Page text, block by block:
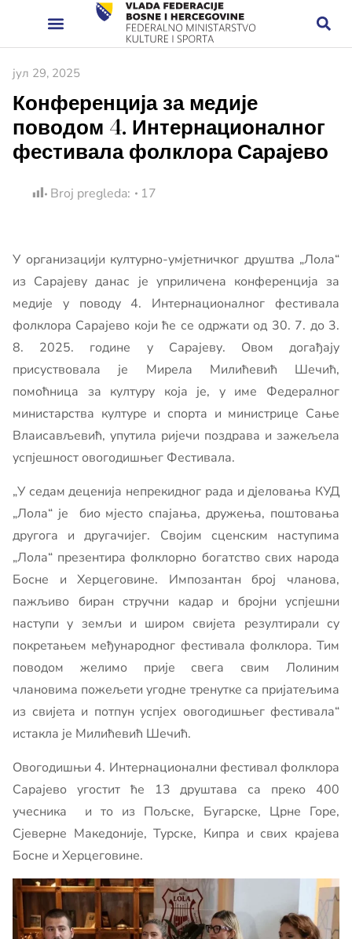
јул 29, 2025
Конференција за медије
поводом 4. Интернационалног
фестивала фолклора Сарајево
Broj pregleda: 17
У организацији културно-умјетничког друштва „Лола“
из Сарајеву данас је уприличена конференција за
медије у поводу 4. Интернационалног фестивала
фолклора Сарајево који ће се одржати од 30. 7. до 3.
8. 2025. године у Сарајеву. Овом догађају
присуствовала је Мирела Милићевић Шечић,
помоћница за културу која је, у име Федералног
министарства културе и спорта и министрице Сање
Влаисављевић, упутила ријечи поздрава и зажељела
успјешност овогодишњег Фестивала.
„У седам деценија непрекидног рада и дјеловања КУД
„Лола“ је био мјесто спајања, дружења, поштовања
другога и другачијег. Својим сценским наступима
„Лола“ презентира фолклорно богатство свих народа
Босне и Херцеговине. Импозантан број чланова,
пажљиво биран стручни кадар и бројни успјешни
наступи у земљи и широм свијета резултирали су
покретањем међународног фестивала фолклора. Тим
поводом желимо прије свега свим Лолиним
члановима пожељети угодне тренутке са пријатељима
из свијета и потпун успјех овогодишњег фестивала“
истакла је Милићевић Шечић.
Овогодишњи 4. Интернационални фестивал фолклора
Сарајево угостит ће 13 друштава са преко 400
учесника и то из Пољске, Бугарске, Црне Горе,
Сјеверне Македоније, Турске, Кипра и свих крајева
Босне и Херцеговине.